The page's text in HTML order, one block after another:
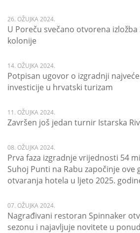
26. OŽUJKA 2024.
U Poreču svečano otvorena izložba
kolonije
14. OŽUJKA 2024.
Potpisan ugovor o izgradnji
investicije u hrvatski turizam
11. OŽUJKA 2024.
Završen još jedan turnir Istarska
08. OŽUJKA 2024.
Prva faza izgradnje vrijednosti 54
Suhoj Punti na Rabu započinje ove
otvaranja hotela u ljeto 2025.
07. OŽUJKA 2024.
Nagrađivani restoran Spinnaker
sezonu i najavljuje novitete u